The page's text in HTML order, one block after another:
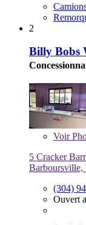
2
Billy Bobs
Voir
5 Cracker
(304)
Ouvert